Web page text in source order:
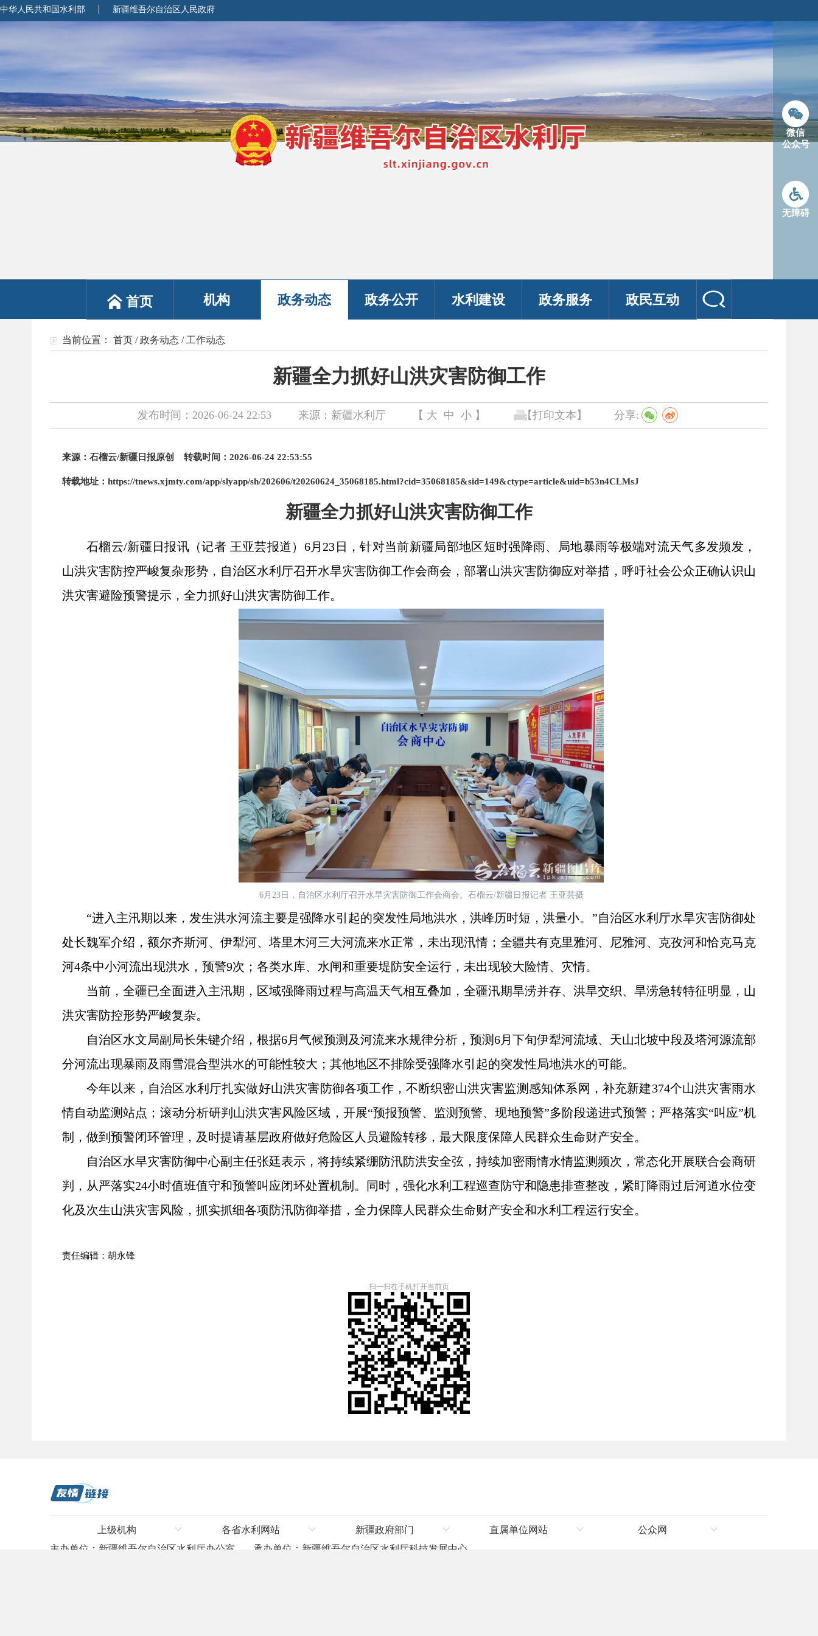
中华人民共和国水利部 新疆维吾尔自治区人民政府
首页 机构 政务动态 政务公开 水利建设 政务服务 政民互动
微信
公众号
无障碍
当前位置： 首页 /政务动态 / 工作动态
新疆全力抓好山洪灾害防御工作
发布时间：2026-06-24 22:53 来源：新疆水利厅 【 大 中 小 】 【打印文本】 分享:
来源：石榴云/新疆日报原创 转载时间：2026-06-24 22:53:55
转载地址： https://tnews.xjmty.com/app/slyapp/sh/202606/t20260624_35068185.html?cid=35068185&sid=149&ctype=article&uid=b53n4CLMsJ
新疆全力抓好山洪灾害防御工作
石榴云/新疆日报讯（记者 王亚芸报道）6月23日，针对当前新疆局部地区短时强降雨、局地暴雨等极端对流天气多发频发，
山洪灾害防控严峻复杂形势，自治区水利厅召开水旱灾害防御工作会商会，部署山洪灾害防御应对举措，呼吁社会公众正确认识山
洪灾害避险预警提示，全力抓好山洪灾害防御工作。
6月23日，自治区水利厅召开水旱灾害防御工作会商会。石榴云/新疆日报记者 王亚芸摄
“进入主汛期以来，发生洪水河流主要是强降水引起的突发性局地洪水，洪峰历时短，洪量小。”自治区水利厅水旱灾害防御处
处长魏军介绍，额尔齐斯河、伊犁河、塔里木河三大河流来水正常，未出现汛情；全疆共有克里雅河、尼雅河、克孜河和恰克马克
河4条中小河流出现洪水，预警9次；各类水库、水闸和重要堤防安全运行，未出现较大险情、灾情。
当前，全疆已全面进入主汛期，区域强降雨过程与高温天气相互叠加，全疆汛期旱涝并存、洪旱交织、旱涝急转特征明显，山
洪灾害防控形势严峻复杂。
自治区水文局副局长朱键介绍，根据6月气候预测及河流来水规律分析，预测6月下旬伊犁河流域、天山北坡中段及塔河源流部
分河流出现暴雨及雨雪混合型洪水的可能性较大；其他地区不排除受强降水引起的突发性局地洪水的可能。
今年以来，自治区水利厅扎实做好山洪灾害防御各项工作，不断织密山洪灾害监测感知体系网，补充新建374个山洪灾害雨水
情自动监测站点；滚动分析研判山洪灾害风险区域，开展“预报预警、监测预警、现地预警”多阶段递进式预警；严格落实“叫应”机
制，做到预警闭环管理，及时提请基层政府做好危险区人员避险转移，最大限度保障人民群众生命财产安全。
自治区水旱灾害防御中心副主任张廷表示，将持续紧绷防汛防洪安全弦，持续加密雨情水情监测频次，常态化开展联合会商研
判，从严落实24小时值班值守和预警叫应闭环处置机制。同时，强化水利工程巡查防守和隐患排查整改，紧盯降雨过后河道水位变
化及次生山洪灾害风险，抓实抓细各项防汛防御举措，全力保障人民群众生命财产安全和水利工程运行安全。
责任编辑：胡永锋
扫一扫在手机打开当前页
上级机构
水利部
各省水利网站
河北省水利厅
新疆政府部门
新疆维吾尔自治区人民政府
直属单位网站 公众网
主办单位：新疆维吾尔自治区水利厅办公室
承办单位：新疆维吾尔自治区水利厅科技发展中心